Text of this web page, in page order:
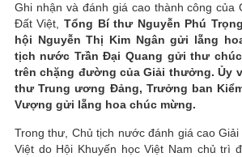
Ghi nhận và đánh giá cao thành công của
Đất Việt,Tổng Bí thư Nguyễn Phú
hội Nguyễn Thị Kim Ngân gửi lẵng
tịch nước Trần Đại Quang gửi thư
trên chặng đường của Giải thưởng. Ủy
thư Trung ương Đảng, Trưởng ban
Vượng gửi lẵng hoa chúc mừng.
Trong thư, Chủ tịch nước đánh giá cao
Việt do Hội Khuyến học Việt Nam chủ trì